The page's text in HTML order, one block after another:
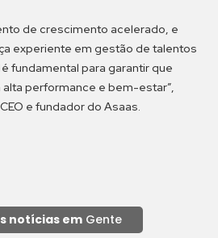
de crescimento acelerado, e
experiente em gestão de talentos
fundamental para garantir que
performance e bem-estar”,
e fundador do Asaas.
notícias em Gente